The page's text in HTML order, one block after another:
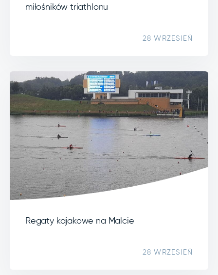
miłośników triathlonu
28 WRZESIEŃ
Regaty kajakowe na Malcie
28 WRZESIEŃ